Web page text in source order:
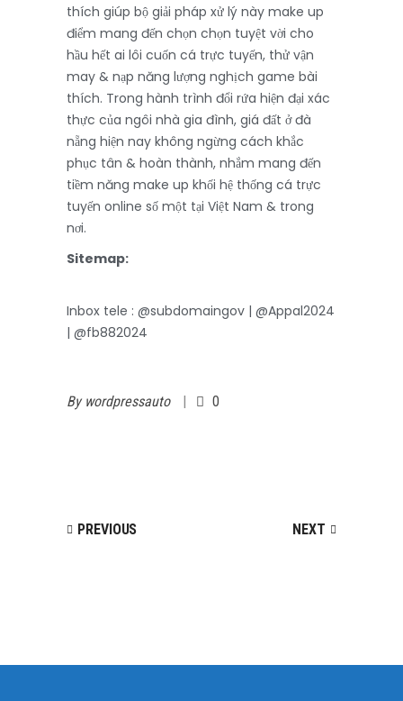
thích giúp bộ giải pháp xử lý này make up
điểm mang đến chọn chọn tuyệt vời cho
hầu hết ai lôi cuốn cá trực tuyến, thử vận
may & nạp năng lượng nghịch game bài
thích. Trong hành trình đổi rứa hiện đại xác
thực của ngôi nhà gia đình, giá đất ở đà
nẵng hiện nay không ngừng cách khắc
phục tân & hoàn thành, nhắm mang đến
tiềm năng make up khối hệ thống cá trực
tuyến online số một tại Việt Nam & trong
nơi.
Sitemap:
Inbox tele : @subdomaingov | @Appal2024
| @fb882024
By wordpressauto 0
PREVIOUS NEXT